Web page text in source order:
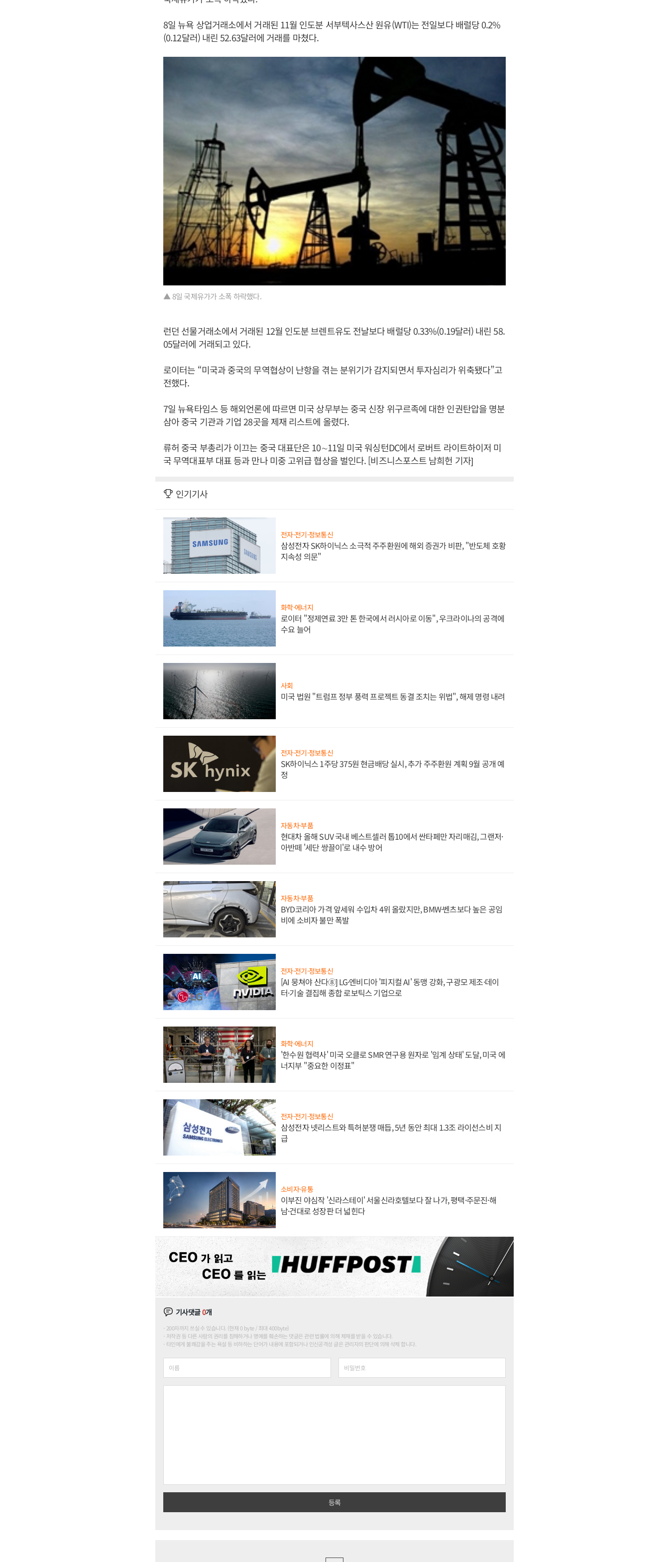
8일 뉴욕 상업거래소에서 거래된 11월 인도분 서부텍사스산 원유(WTI)는 전일보다 배럴당 0.2%
(0.12달러) 내린 52.63달러에 거래를 마쳤다.
▲ 8일 국제유가가 소폭 하락했다.
런던 선물거래소에서 거래된 12월 인도분 브렌트유도 전날보다 배럴당 0.33%(0.19달러) 내린 58.
05달러에 거래되고 있다.
로이터는 “미국과 중국의 무역협상이 난항을 겪는 분위기가 감지되면서 투자심리가 위축됐다”고
전했다.
7일 뉴욕타임스 등 해외언론에 따르면 미국 상무부는 중국 신장 위구르족에 대한 인권탄압을 명분
삼아 중국 기관과 기업 28곳을 제재 리스트에 올렸다.
류허 중국 부총리가 이끄는 중국 대표단은 10∼11일 미국 워싱턴DC에서 로버트 라이트하이저 미
국 무역대표부 대표 등과 만나 미중 고위급 협상을 벌인다. [비즈니스포스트 남희헌 기자]
인기기사
전자·전기·정보통신
삼성전자 SK하이닉스 소극적 주주환원에 해외 증권가 비판, "반도체 호황
지속성 의문"
화학·에너지
로이터 "정제연료 3만 톤 한국에서 러시아로 이동", 우크라이나의 공격에
수요 늘어
사회
미국 법원 "트럼프 정부 풍력 프로젝트 동결 조치는 위법", 해제 명령 내려
전자·전기·정보통신
SK하이닉스 1주당 375원 현금배당 실시, 추가 주주환원 계획 9월 공개 예
정
자동차·부품
현대차 올해 SUV 국내 베스트셀러 톱10에서 싼타페만 자리매김, 그랜저·
아반떼 '세단 쌍끌이'로 내수 방어
자동차·부품
BYD코리아 가격 앞세워 수입차 4위 올랐지만, BMW·벤츠보다 높은 공임
비에 소비자 불만 폭발
전자·전기·정보통신
[AI 뭉쳐야 산다⑧] LG·엔비디아 '피지컬 AI' 동맹 강화, 구광모 제조·데이
터·기술 결집해 종합 로보틱스 기업으로
화학·에너지
'한수원 협력사' 미국 오클로 SMR 연구용 원자로 '임계 상태' 도달, 미국 에
너지부 "중요한 이정표"
전자·전기·정보통신
삼성전자 넷리스트와 특허분쟁 매듭, 5년 동안 최대 1.3조 라이선스비 지
급
소비자·유통
이부진 야심작 '신라스테이' 서울신라호텔보다 잘 나가, 평택·주문진·해
남·건대로 성장판 더 넓힌다
기사댓글0개
200자까지 쓰실 수 있습니다. (현재 0 byte / 최대 400byte)
저작권 등 다른 사람의 권리를 침해하거나 명예를 훼손하는 댓글은 관련 법률에 의해 제재를 받을 수 있습니다.
타인에게 불쾌감을 주는 욕설 등 비하하는 단어가 내용에 포함되거나 인신공격성 글은 관리자의 판단에 의해 삭제 합니다.